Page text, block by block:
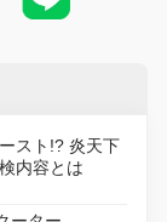
スト!? 炎天下
内容とは